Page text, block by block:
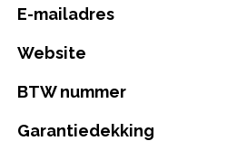
E-mailadres
Website
BTW nummer
Garantiedekking